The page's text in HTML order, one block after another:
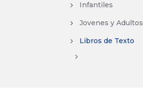
Infantiles
Jovenes y Adultos
Libros de Texto